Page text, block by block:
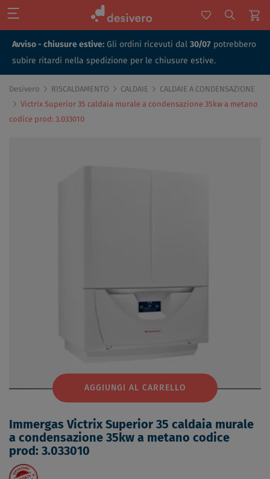
Avviso - chiusure estive: Gli ordini ricevuti dal 30/07 potrebbero
subire ritardi nella spedizione per le chiusure estive.
Desivero RISCALDAMENTO CALDAIE
CALDAIE A CONDENSAZIONE
Victrix Superior 35 caldaia murale a condensazione 35kw a metano
codice prod: 3.033010
AGGIUNGI AL CARRELLO
Immergas Victrix Superior 35 caldaia murale
a condensazione 35kw a metano codice
prod: 3.033010